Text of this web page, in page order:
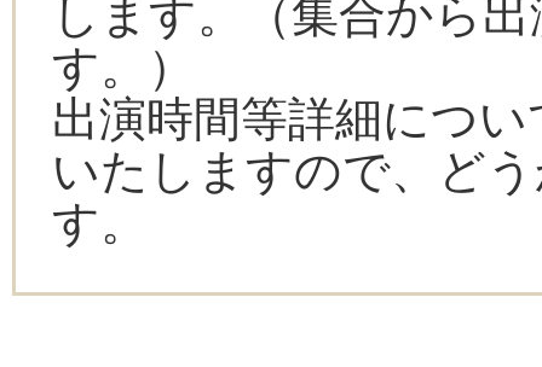
します。（集合から
す。）
出演時間等詳細につ
いたしますので、ど
す。